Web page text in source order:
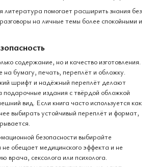
литература помогает расширить знания без
на личные темы более спокойными и
содержание, но и качество изготовления.
бумагу, печать, переплёт и обложку.
шрифт и надёжный переплёт делают
подарочные издания с твёрдой обложкой
вид. Если книга часто используется как
выбирать устойчивый переплёт и формат,
безопасности выбирайте
обещает медицинского эффекта и не
врача, сексолога или психолога.